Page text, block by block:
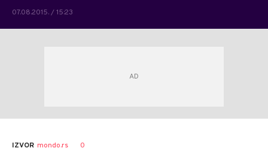
07.08.2015. / 15:23
IZVOR mondo.rs 0